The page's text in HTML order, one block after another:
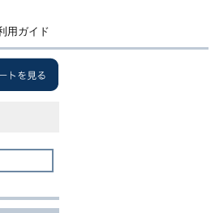
用ガイド